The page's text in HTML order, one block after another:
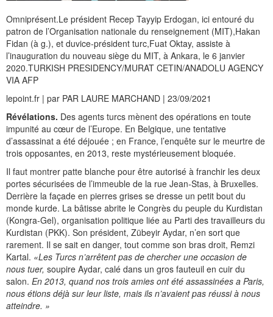
Omniprésent.Le président Recep Tayyip Erdogan, ici entouré du
patron de l’Organisation nationale du renseignement (MIT),Hakan
Fidan (à g.), et duvice-président turc,Fuat Oktay, assiste à
l’inauguration du nouveau siège du MIT, à Ankara, le 6 janvier
2020.TURKISH PRESIDENCY/MURAT CETIN/ANADOLU AGENCY
VIA AFP
lepoint.fr | par PAR LAURE MARCHAND | 23/09/2021
Révélations. Des agents turcs mènent des opérations en toute
impunité au cœur de l’Europe. En Belgique, une tentative
d’assassinat a été déjouée ; en France, l’enquête sur le meurtre de
trois opposantes, en 2013, reste mystérieusement bloquée.
Il faut montrer patte blanche pour être autorisé à franchir les deux
portes sécurisées de l’immeuble de la rue Jean-Stas, à Bruxelles.
Derrière la façade en pierres grises se dresse un petit bout du
monde kurde. La bâtisse abrite le Congrès du peuple du Kurdistan
(Kongra-Gel), organisation politique liée au Parti des travailleurs du
Kurdistan (PKK). Son président, Zübeyir Aydar, n’en sort que
rarement. Il se sait en danger, tout comme son bras droit, Remzi
Kartal. «Les Turcs n’arrêtent pas de chercher une occasion de
nous tuer, soupire Aydar, calé dans un gros fauteuil en cuir du
salon. En 2013, quand nos trois amies ont été assassinées a Paris,
nous étions déjà sur leur liste, mais ils n’avaient pas réussi à nous
atteindre. »